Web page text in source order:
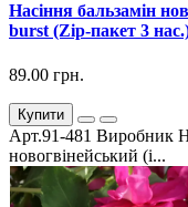
Насіння бальзамін
burst (Zip-пакет 3
89.00 грн.
Купити
Арт.91-481 Виробник
новогвінейський (і...